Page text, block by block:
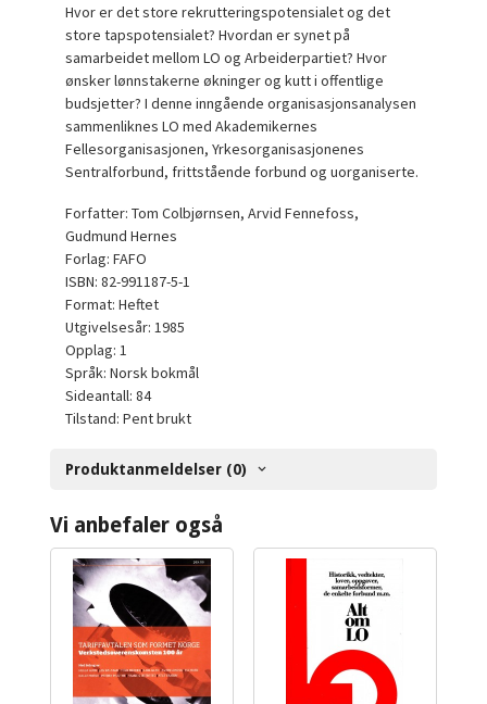
Hvor er det store rekrutteringspotensialet og det
store tapspotensialet? Hvordan er synet på
samarbeidet mellom LO og Arbeiderpartiet? Hvor
ønsker lønnstakerne økninger og kutt i offentlige
budsjetter? I denne inngående organisasjonsanalysen
sammenliknes LO med Akademikernes
Fellesorganisasjonen, Yrkesorganisasjonenes
Sentralforbund, frittstående forbund og uorganiserte.
Forfatter: Tom Colbjørnsen, Arvid Fennefoss,
Gudmund Hernes
Forlag: FAFO
ISBN: 82-991187-5-1
Format: Heftet
Utgivelsesår: 1985
Opplag: 1
Språk: Norsk bokmål
Sideantall: 84
Tilstand: Pent brukt
Produktanmeldelser (0)
Vi anbefaler også